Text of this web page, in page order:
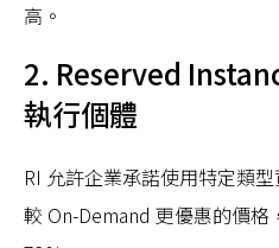
高。
2. Reserved
執行個體
RI 允許企業承諾使用特定類
較 On-Demand 更優惠的價